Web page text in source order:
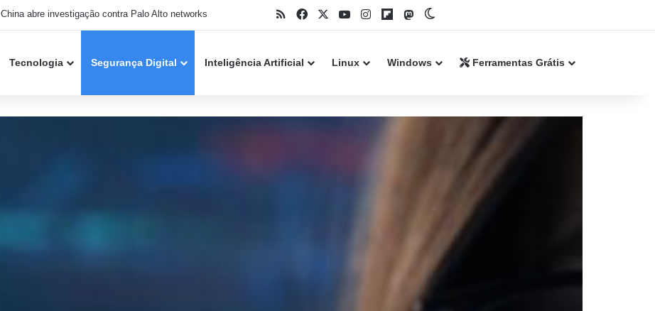
Hacker do caso Snowflake se declara culpado nos EUA RSSFacebookYouTubeInstagramFlipboard
Mastodon
Tecnologia Segurança Digital Inteligência Artificial Linux Windows Ferramentas Grátis